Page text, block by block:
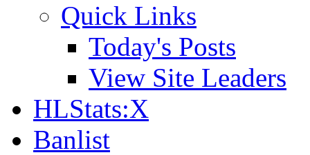
Quick Links
Today's Posts
View Site Leaders
HLStats:X
Banlist